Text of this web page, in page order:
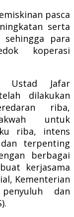
pasca
serta
para
koperasi
Ustad Jafar
dilakukan
riba,
untuk
riba, intens
terpenting
berbagai
kerjasama
Kementerian
dan